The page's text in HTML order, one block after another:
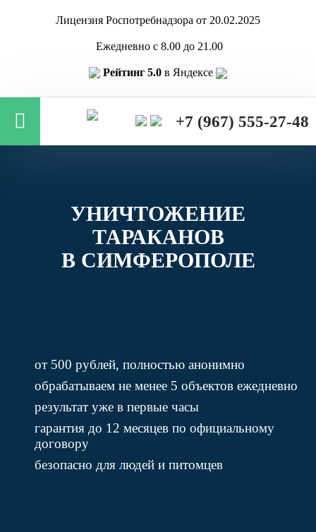
Лицензия Роспотребнадзора от 20.02.2025
Ежедневно с 8.00 до 21.00
Рейтинг 5.0 в Яндексе
+7 (967) 555-27-48
УНИЧТОЖЕНИЕ
ТАРАКАНОВ
В СИМФЕРОПОЛЕ
от 500 рублей, полностью анонимно
обрабатываем не менее 5 объектов ежедневно
результат уже в первые часы
гарантия до 12 месяцев по официальному
договору
безопасно для людей и питомцев